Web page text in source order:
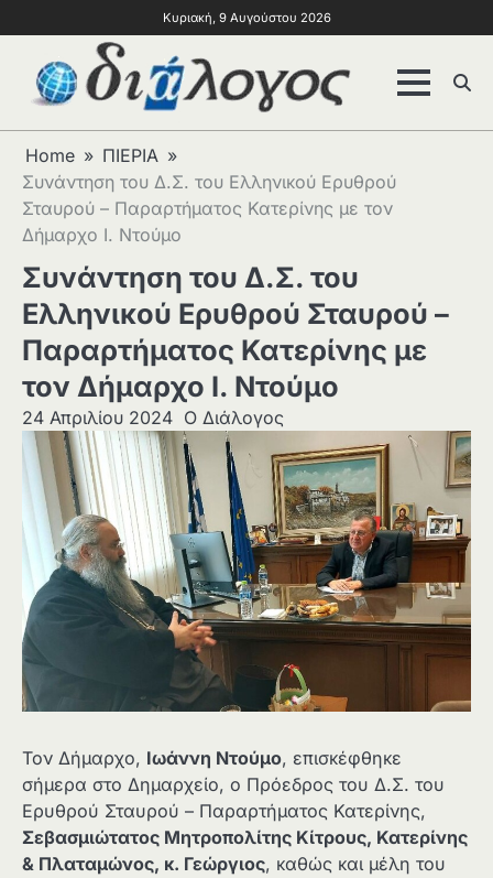
Κυριακή, 9 Αυγούστου 2026
Home
ΠΙΕΡΙΑ
Συνάντηση του Δ.Σ. του Ελληνικού Ερυθρού
Σταυρού – Παραρτήματος Κατερίνης με τον
Δήμαρχο Ι. Ντούμο
Συνάντηση του Δ.Σ. του
Ελληνικού Ερυθρού Σταυρού –
Παραρτήματος Κατερίνης με
τον Δήμαρχο Ι. Ντούμο
24 Απριλίου 2024 Ο Διάλογος
Τον Δήμαρχο, Ιωάννη Ντούμο, επισκέφθηκε
σήμερα στο Δημαρχείο, ο Πρόεδρος του Δ.Σ. του
Ερυθρού Σταυρού – Παραρτήματος Κατερίνης,
Σεβασμιώτατος Μητροπολίτης Κίτρους, Κατερίνης
& Πλαταμώνος, κ. Γεώργιος, καθώς και μέλη του